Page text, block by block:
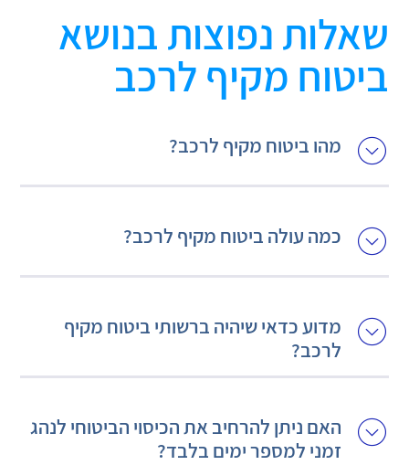
שאלות נפוצות בנושא
ביטוח מקיף לרכב
מהו ביטוח מקיף לרכב?
כמה עולה ביטוח מקיף לרכב?
מדוע כדאי שיהיה ברשותי ביטוח מקיף
לרכב?
האם ניתן להרחיב את הכיסוי הביטוחי לנהג
זמני למספר ימים בלבד?